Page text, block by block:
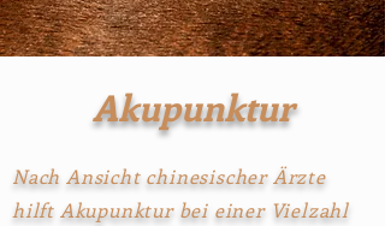
Akupunktur
Nach Ansicht chinesischer Ärzte
hilft Akupunktur bei einer Vielzahl